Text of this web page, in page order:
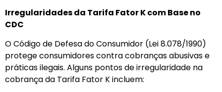
Irregularidades da Tarifa Fator K com Base no
CDC
OCódigo de Defesa do Consumidor (Lei 8.078/1990)
protege consumidores contra cobranças abusivas e
práticas ilegais. Alguns pontos de irregularidade na
cobrança da Tarifa Fator K incluem: